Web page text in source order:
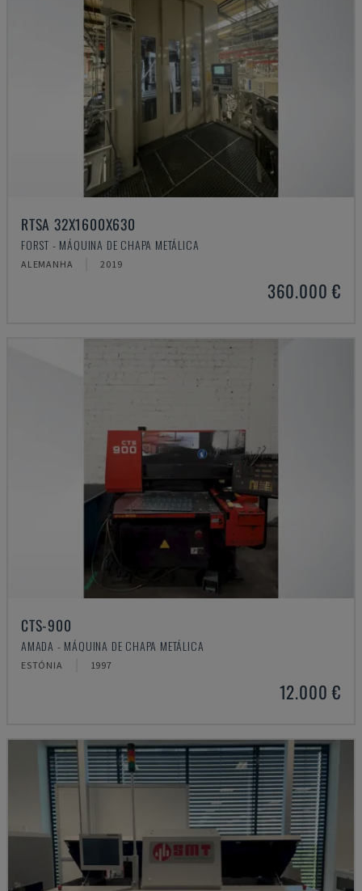
RTSA 32X1600X630
FORST - MÁQUINA DE CHAPA METÁLICA
ALEMANHA 2019
360.000 €
CTS-900
AMADA - MÁQUINA DE CHAPA METÁLICA
ESTÓNIA 1997
12.000 €